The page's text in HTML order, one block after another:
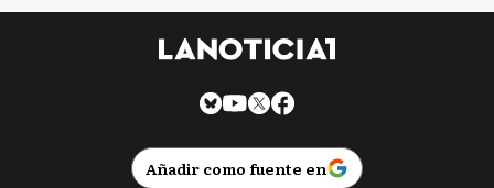
Añadir como fuente en